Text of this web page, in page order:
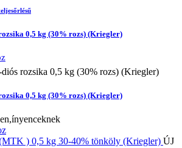
0,5 kg (30% rozs) (Kriegler)
0,5 kg (30% rozs) (Kriegler)
ÚJ